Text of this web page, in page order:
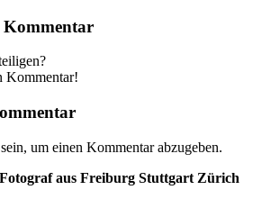
Kommentar
Kommentar!
sein, um einen Kommentar abzugeben.
aus Freiburg Stuttgart Zürich